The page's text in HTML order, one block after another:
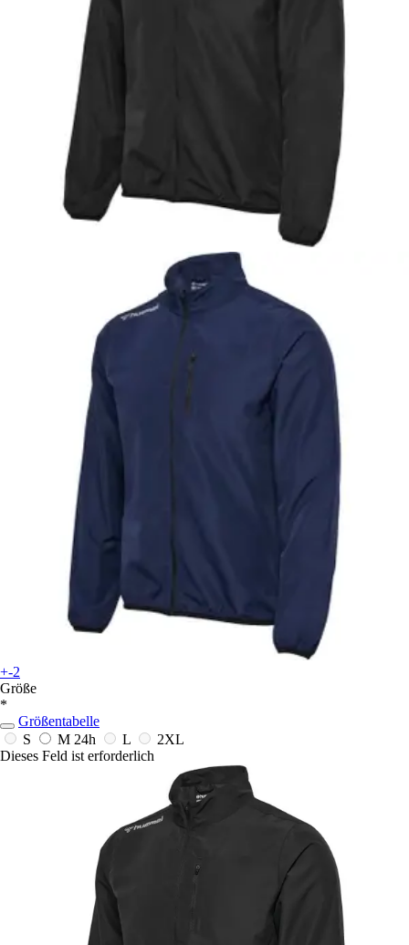
+-2
Größe
*
Größentabelle
S
M 24h L
2XL
Dieses Feld ist erforderlich